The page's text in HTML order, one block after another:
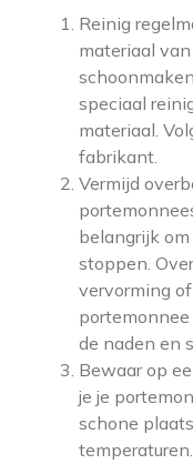
Reinig
materiaal
speciaal
materiaal.
fabrikant.
Vermijd
belangrijk
stoppen.
vervorming
de naden en
Bewaar op
je je
schone